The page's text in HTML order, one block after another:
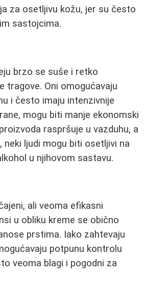
za osetljivu kožu, jer su često
sastojcima.
brzo se suše i retko
tragove. Oni omogućavaju
i često imaju intenzivnije
mogu biti manje ekonomski
raspršuje u vazduhu, a
neki ljudi mogu biti osetljivi na
u njihovom sastavu.
ali veoma efikasni
u obliku kreme se obično
prstima. Iako zahtevaju
potpunu kontrolu
veoma blagi i pogodni za